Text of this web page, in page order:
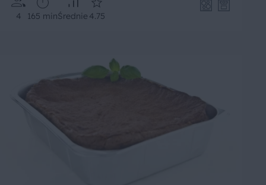
4 165 minŚrednie 4.75